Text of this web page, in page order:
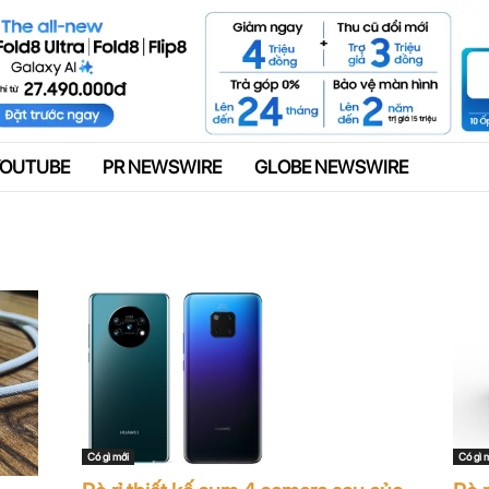
Quảng cáo
PR NEWSWIRE GLOBE NEWSWIRE
Có gì mới Có gì